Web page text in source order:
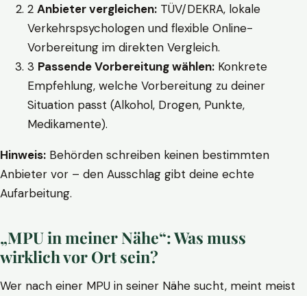
2 Anbieter vergleichen: TÜV/DEKRA, lokale
Verkehrspsychologen und flexible Online-
Vorbereitung im direkten Vergleich.
3 Passende Vorbereitung wählen: Konkrete
Empfehlung, welche Vorbereitung zu deiner
Situation passt (Alkohol, Drogen, Punkte,
Medikamente).
Hinweis: Behörden schreiben keinen bestimmten
Anbieter vor – den Ausschlag gibt deine echte
Aufarbeitung.
„MPU in meiner Nähe“: Was muss
wirklich vor Ort sein?
Wer nach einer MPU in seiner Nähe sucht, meint meist